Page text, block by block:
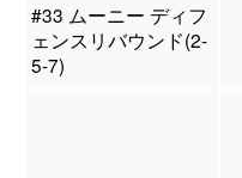
#33 ムーニー ディフ
ェンスリバウンド(2-
5-7)